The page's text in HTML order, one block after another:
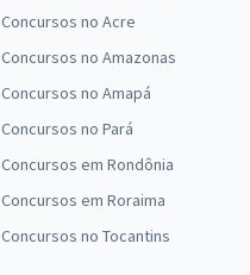
Concursos no Acre
Concursos no Amazonas
Concursos no Amapá
Concursos no Pará
Concursos em Rondônia
Concursos em Roraima
Concursos no Tocantins